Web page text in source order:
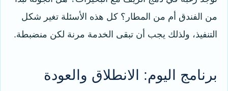
من الفندق أم من المطار؟ كل هذه الأسئلة تغير شكل
التنفيذ، ولذلك يجب أن تبقى الخدمة مرنة لكن منضبطة.
برنامج اليوم: الانطلاق والعودة